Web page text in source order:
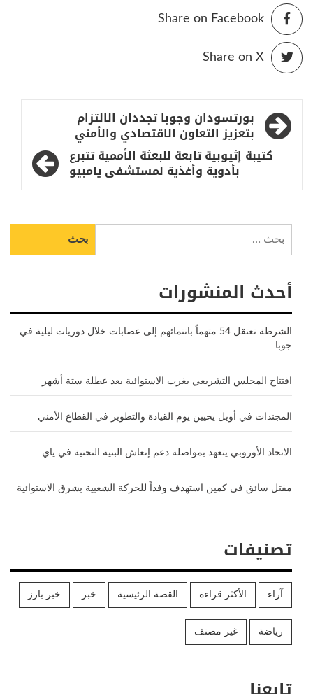
Share on Facebook
Share on X
تصفّح
المقالات
بورتسودان وجوبا تجددان الالتزام
بتعزيز التعاون الاقتصادي والأمني
كتيبة إثيوبية تابعة للبعثة الأممية تتبرع
بأدوية وأغذية لمستشفى يامبيو
عن:
أحدث المنشورات
الشرطة تعتقل 54 متهماً بانتمائهم إلى عصابات خلال دوريات ليلية في
جوبا
افتتاح المجلس التشريعي بغرب الاستوائية بعد عطلة ستة أشهر
المجندات في أويل يحيين يوم القيادة والتطوير في القطاع الأمني
الاتحاد الأوروبي يتعهد بمواصلة دعم إنعاش البنية التحتية في ياي
مقتل سائق في كمين استهدف وفداً للحركة الشعبية بشرق الاستوائية
تصنيفات
آراء الأكثر قراءة القصة الرئيسية خبر خبر بارز
رياضة غير مصنف